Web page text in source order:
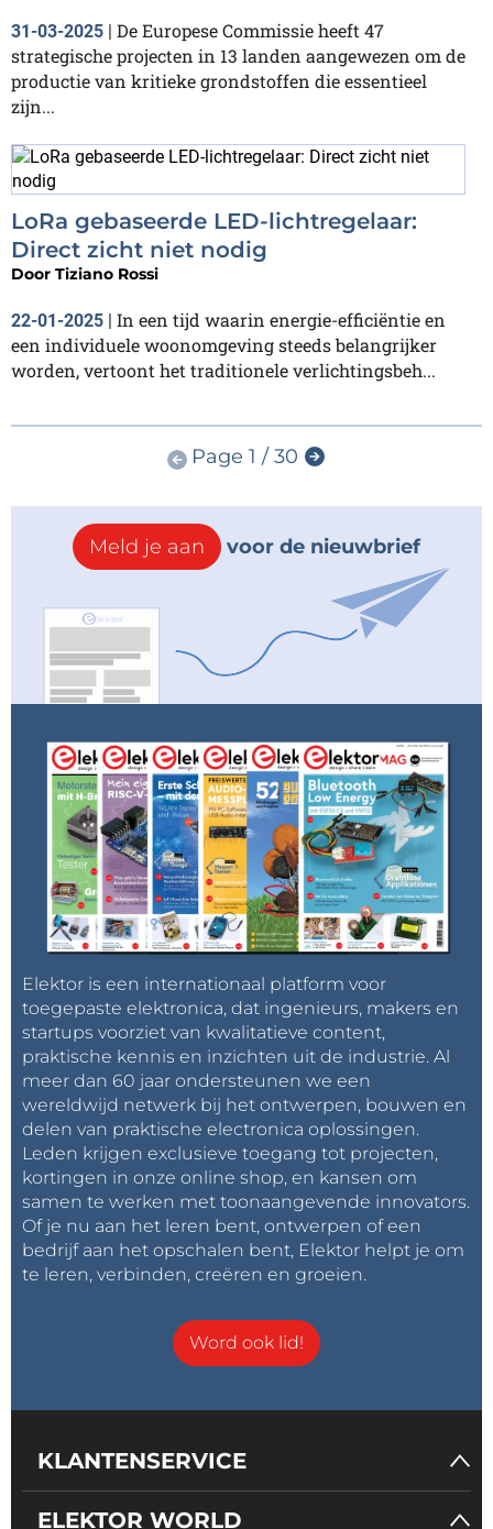
31-03-2025 | De Europese Commissie heeft 47
strategische projecten in 13 landen aangewezen om de
productie van kritieke grondstoffen die essentieel
zijn...
LoRa gebaseerde LED-lichtregelaar:
Direct zicht niet nodig
Door Tiziano Rossi
22-01-2025 | In een tijd waarin energie-efficiëntie en
een individuele woonomgeving steeds belangrijker
worden, vertoont het traditionele verlichtingsbeh...
Page 1 / 30
Meld je aan voor de nieuwbrief
Elektor is een internationaal platform voor
toegepaste elektronica, dat ingenieurs, makers en
startups voorziet van kwalitatieve content,
praktische kennis en inzichten uit de industrie. Al
meer dan 60 jaar ondersteunen we een
wereldwijd netwerk bij het ontwerpen, bouwen en
delen van praktische electronica oplossingen.
Leden krijgen exclusieve toegang tot projecten,
kortingen in onze online shop, en kansen om
samen te werken met toonaangevende innovators.
Of je nu aan het leren bent, ontwerpen of een
bedrijf aan het opschalen bent, Elektor helpt je om
te leren, verbinden, creëren en groeien.
Word ook lid!
KLANTENSERVICE
ELEKTOR WORLD